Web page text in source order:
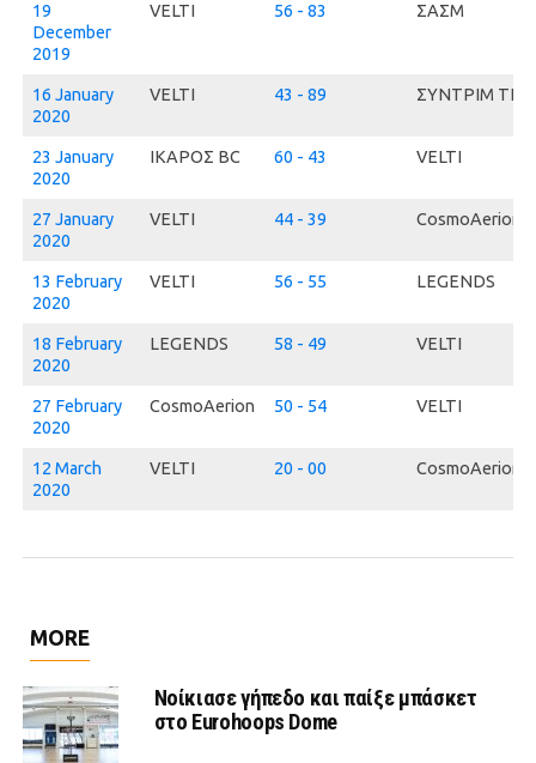
19
December
2019
VELTI 56 - 83 ΣΑΣΜ
16 January
2020
VELTI 43 - 89 ΣΥΝΤΡΙΜ
23 January
2020
ΙΚΑΡΟΣ BC 60 - 43 VELTI
27 January
2020
VELTI 44 - 39 CosmoAerion
13 February
2020
VELTI 56 - 55 LEGENDS
18 February
2020
LEGENDS 58 - 49 VELTI
27 February
2020
CosmoAerion 50 - 54 VELTI
12 March
2020
VELTI 20 - 00 CosmoAerion
MORE
Νοίκιασε γήπεδο και παίξε μπάσκετ
στο Eurohoops Dome